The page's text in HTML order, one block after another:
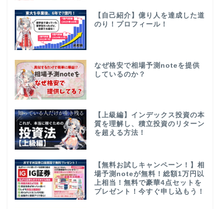
【自己紹介】億り人を達成した道
のり！プロフィール！
なぜ格安で相場予測noteを提供
しているのか？
【上級編】インデックス投資の本
質を理解し、積立投資のリターン
を超える方法！
【無料お試しキャンペーン！】相
場予測noteが無料！総額1万円以
上相当！無料で豪華4点セットを
プレゼント！今すぐ申し込もう！